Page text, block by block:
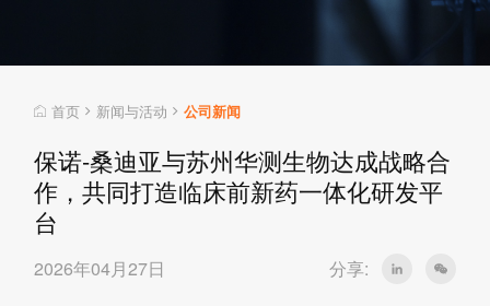
首页 新闻与活动 公司新闻
保诺-桑迪亚与苏州华测生物达成战略合
作，共同打造临床前新药一体化研发平
台
2026年04月27日 分享: